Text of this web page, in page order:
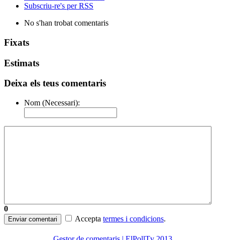
Subscriu-re's per RSS
No s'han trobat comentaris
Fixats
Estimats
Deixa els teus comentaris
Nom (Necessari):
0
Enviar comentari Accepta termes i condicions.